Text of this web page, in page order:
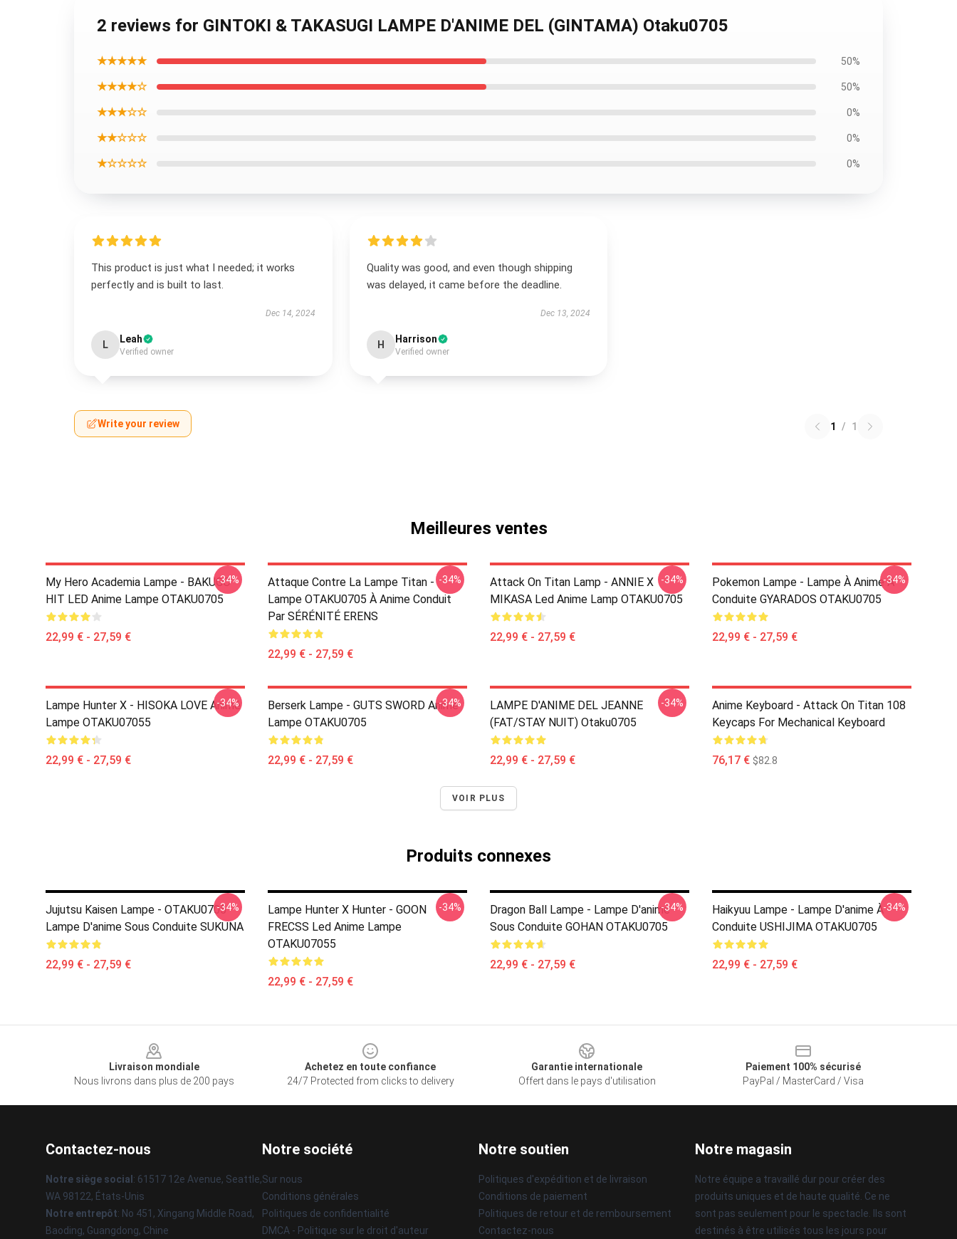
2 reviews for GINTOKI & TAKASUGI LAMPE D'ANIME DEL (GINTAMA) Otaku0705
★★★★★ 50%
★★★★☆ 50%
★★★☆☆ 0%
★★☆☆☆ 0%
★☆☆☆☆ 0%
This product is just what I needed; it works
perfectly and is built to last.
Dec 14, 2024
L Leah
Verified owner
Quality was good, and even though shipping
was delayed, it came before the deadline.
Dec 13, 2024
H Harrison
Verified owner
Write your review 1 / 1
Meilleures ventes
My Hero Academia Lampe - BAKUGO
HIT LED Anime Lampe OTAKU0705
22,99 € - 27,59 €
-34%
Attaque Contre La Lampe Titan -
Lampe OTAKU0705 À Anime Conduit
Par SÉRÉNITÉ ERENS
22,99 € - 27,59 €
-34%
Attack On Titan Lamp - ANNIE X
MIKASA Led Anime Lamp OTAKU0705
22,99 € - 27,59 €
-34%
Pokemon Lampe - Lampe À Anime À
Conduite GYARADOS OTAKU0705
22,99 € - 27,59 €
-34%
Lampe Hunter X - HISOKA LOVE Animé
Lampe OTAKU07055
22,99 € - 27,59 €
-34%
Berserk Lampe - GUTS SWORD Animé
Lampe OTAKU0705
22,99 € - 27,59 €
-34%
LAMPE D'ANIME DEL JEANNE
(FAT/STAY NUIT) Otaku0705
22,99 € - 27,59 €
-34%
Anime Keyboard - Attack On Titan 108
Keycaps For Mechanical Keyboard
76,17 € $82.8
VOIR PLUS
Produits connexes
Jujutsu Kaisen Lampe - OTAKU0705
Lampe D'anime Sous Conduite SUKUNA
22,99 € - 27,59 €
-34%
Lampe Hunter X Hunter - GOON
FRECSS Led Anime Lampe
OTAKU07055
22,99 € - 27,59 €
-34%
Dragon Ball Lampe - Lampe D'anime
Sous Conduite GOHAN OTAKU0705
22,99 € - 27,59 €
-34%
Haikyuu Lampe - Lampe D'anime À
Conduite USHIJIMA OTAKU0705
22,99 € - 27,59 €
-34%
Livraison mondiale
Nous livrons dans plus de 200 pays
Achetez en toute confiance
24/7 Protected from clicks to delivery
Garantie internationale
Offert dans le pays d'utilisation
Paiement 100% sécurisé
PayPal / MasterCard / Visa
Contactez-nous
Notre siège social : 61517 12e Avenue, Seattle,
WA 98122, États-Unis
Notre entrepôt: No 451, Xingang Middle Road,
Baoding, Guangdong, Chine
Notre société
Sur nous
Conditions générales
Politiques de confidentialité
DMCA - Politique sur le droit d'auteur
Notre soutien
Politiques d'expédition et de livraison
Conditions de paiement
Politiques de retour et de remboursement
Contactez-nous
Notre magasin
Notre équipe a travaillé dur pour créer des
produits uniques et de haute qualité. Ce ne
sont pas seulement pour le spectacle. Ils sont
destinés à être utilisés tous les jours pour